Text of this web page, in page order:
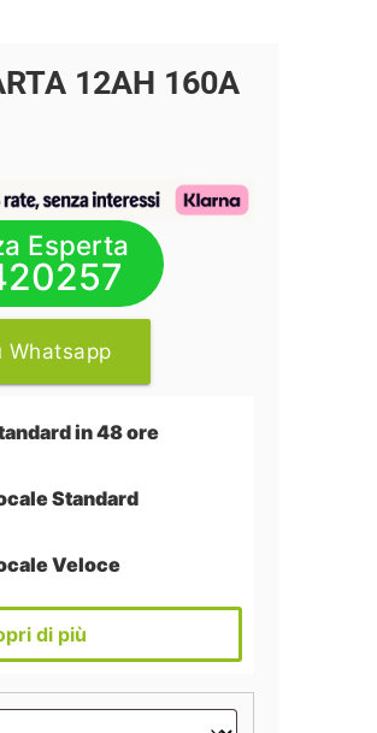
12AH 160A
Esperta
Whatsapp
in 48 ore
Standard
Veloce
di più